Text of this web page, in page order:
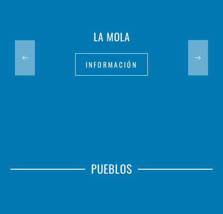
LA MOLA
INFORMACIÓN
PUEBLOS